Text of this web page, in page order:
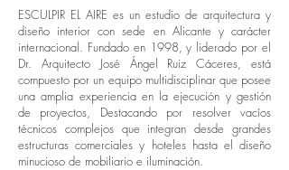
ESCULPIR EL AIRE es un estudio de arquitectura y
diseño interior con sede en Alicante y carácter
internacional. Fundado en 1998, y liderado por el
Dr. Arquitecto José Ángel Ruiz Cáceres, está
compuesto por un equipo multidisciplinar que posee
una amplia experiencia en la ejecución y gestión
de proyectos, Destacando por resolver vacíos
técnicos complejos que integran desde grandes
estructuras comerciales y hoteles hasta el diseño
minucioso de mobiliario e iluminación.